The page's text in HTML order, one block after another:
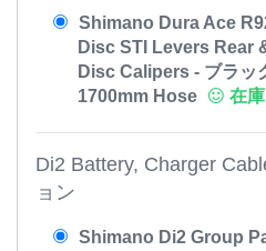
Shimano Dura Ace
Disc STI Levers Rear
Disc Calipers - ブラッ
1700mm Hose
在
Di2 Battery, Charger
ョン
Shimano Di2 Group